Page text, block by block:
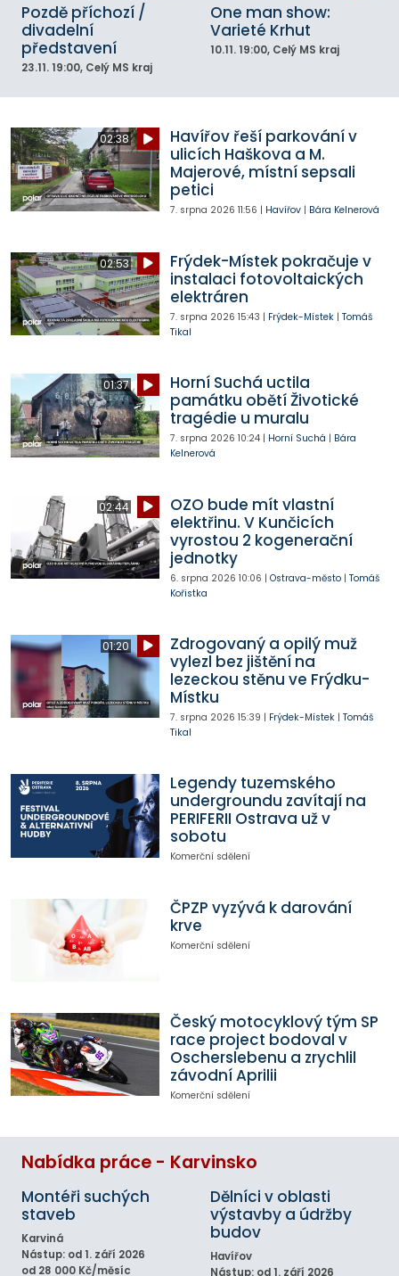
Pozdě příchozí /
divadelní
představení
23.11. 19:00, Celý MS kraj
One man show:
Varieté Krhut
10.11. 19:00, Celý MS kraj
02:38
Havířov řeší parkování v
ulicích Haškova a M.
Majerové, místní sepsali
petici
7. srpna 2026 11:56 | Havířov| Bára Kelnerová
02:53
Frýdek-Místek pokračuje v
instalaci fotovoltaických
elektráren
7. srpna 2026 15:43 | Frýdek-Místek| Tomáš
Tikal
01:37
Horní Suchá uctila
památku obětí Životické
tragédie u muralu
7. srpna 2026 10:24| Horní Suchá | Bára
Kelnerová
02:44
OZO bude mít vlastní
elektřinu. V Kunčicích
vyrostou 2 kogenerační
jednotky
6. srpna 2026 10:06 | Ostrava-město| Tomáš
Kořistka
01:20
Zdrogovaný a opilý muž
vylezl bez jištění na
lezeckou stěnu ve Frýdku-
Místku
7. srpna 2026 15:39 | Frýdek-Místek| Tomáš
Tikal
Legendy tuzemského
undergroundu zavítají na
PERIFERII Ostrava už v
sobotu
Komerční sdělení
ČPZP vyzývá k darování
krve
Komerční sdělení
Český motocyklový tým SP
race project bodoval v
Oscherslebenu a zrychlil
závodní Aprilii
Komerční sdělení
Nabídka práce - Karvinsko
Montéři suchých
staveb
Karviná
Nástup: od 1. září 2026
od 28 000 Kč/měsíc
Dělníci v oblasti
výstavby a údržby
budov
Havířov
Nástup: od 1. září 2026